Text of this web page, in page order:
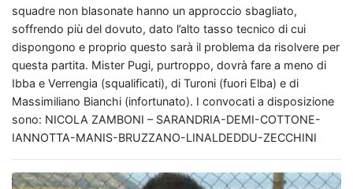
squadre non blasonate hanno un approccio sbagliato,
soffrendo più del dovuto, dato l’alto tasso tecnico di cui
dispongono e proprio questo sarà il problema da risolvere per
questa partita. Mister Pugi, purtroppo, dovrà fare a meno di
Ibba e Verrengia (squalificati), di Turoni (fuori Elba) e di
Massimiliano Bianchi (infortunato). I convocati a disposizione
sono: NICOLA ZAMBONI – SARANDRIA-DEMI-COTTONE-
IANNOTTA-MANIS-BRUZZANO-LINALDEDDU-ZECCHINI